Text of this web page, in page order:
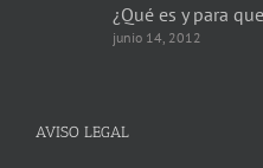
¿Qué es y para
junio 14, 2012
AVISO LEGAL